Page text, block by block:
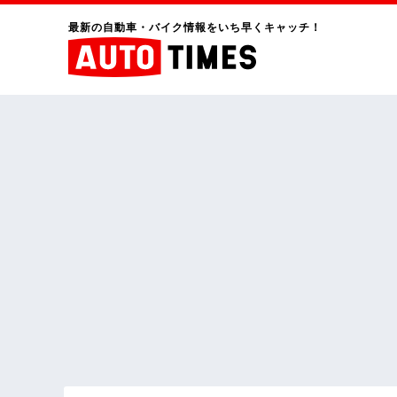
最新の自動車・バイク情報をいち早くキャッチ！